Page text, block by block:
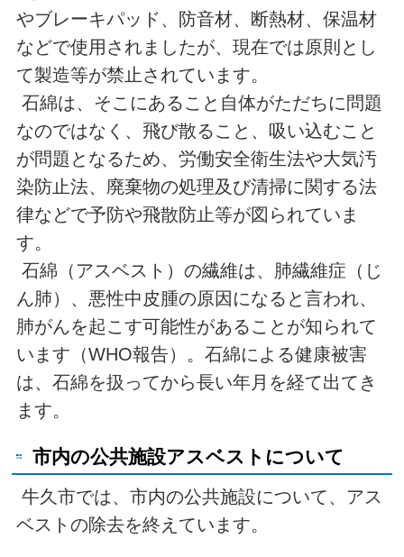
やブレーキパッド、防音材、断熱材、保温材
などで使用されましたが、現在では原則とし
て製造等が禁止されています。
石綿は、そこにあること自体がただちに問題
なのではなく、飛び散ること、吸い込むこと
が問題となるため、労働安全衛生法や大気汚
染防止法、廃棄物の処理及び清掃に関する法
律などで予防や飛散防止等が図られていま
す。
石綿（アスベスト）の繊維は、肺繊維症（じ
ん肺）、悪性中皮腫の原因になると言われ、
肺がんを起こす可能性があることが知られて
います（WHO報告）。石綿による健康被害
は、石綿を扱ってから長い年月を経て出てき
ます。
市内の公共施設アスベストについて
牛久市では、市内の公共施設について、アス
ベストの除去を終えています。